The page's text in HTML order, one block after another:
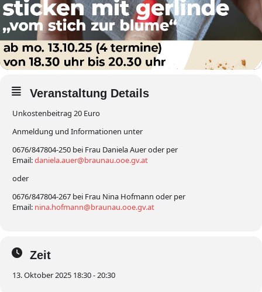
Veranstaltung Details
Unkostenbeitrag 20 Euro
Anmeldung und Informationen unter
0676/847804-250 bei Frau Daniela Auer oder per
Email:daniela.auer@braunau.ooe.gv.at
oder
0676/847804-267 bei Frau Nina Hofmann oder per
Email: nina.hofmann@braunau.ooe.gv.at
Zeit
13. Oktober 2025 18:30 - 20:30